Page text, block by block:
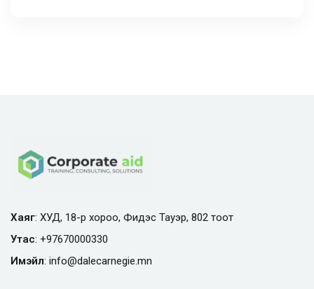
Хаяг: ХУД, 18-р хороо, Фидэс Тауэр, 802 тоот
Утас: +97670000330
Имэйл: info@dalecarnegie.mn